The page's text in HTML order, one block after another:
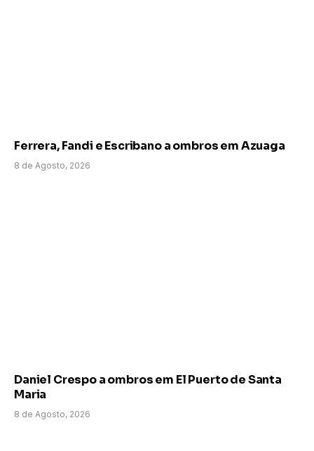
Ferrera, Fandi e Escribano a ombros em Azuaga
8 de Agosto, 2026
Daniel Crespo a ombros em El Puerto de Santa
Maria
8 de Agosto, 2026